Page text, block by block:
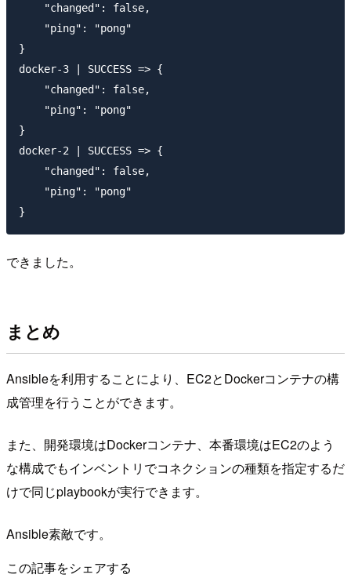
    "changed": false,
    "ping": "pong"
}
docker-3 | SUCCESS => {
    "changed": false,
    "ping": "pong"
}
docker-2 | SUCCESS => {
    "changed": false,
    "ping": "pong"
できました。
まとめ
Ansibleを利用することにより、EC2とDockerコンテナの構
成管理を行うことができます。
また、開発環境はDockerコンテナ、本番環境はEC2のよう
な構成でもインベントリでコネクションの種類を指定するだ
けで同じplaybookが実行できます。
Ansible素敵です。
この記事をシェアする